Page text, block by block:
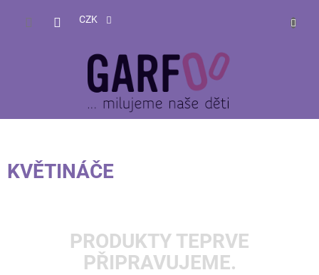
CZK
KVĚTINÁČE
PRODUKTY TEPRVE
PŘIPRAVUJEME.